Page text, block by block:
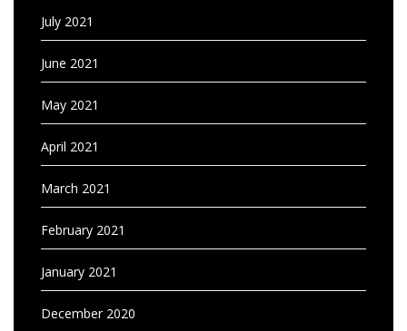
July 2021
June 2021
May 2021
April 2021
March 2021
February 2021
January 2021
December 2020